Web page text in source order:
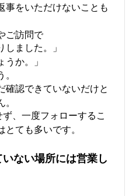
事をいただけないことも
ご訪問で
しました。」
うか。」
確認できていないだけと
、一度フォローするこ
ても多いです。
ない場所には営業し